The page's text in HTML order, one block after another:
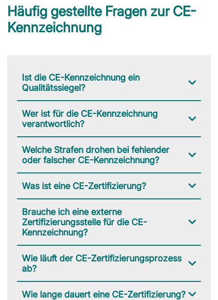
Häufig gestellte Fragen zur CE-
Kennzeichnung
Ist die CE-Kennzeichnung ein
Qualitätssiegel?
Wer ist für die CE-Kennzeichnung
verantwortlich?
Welche Strafen drohen bei fehlender
oder falscher CE-Kennzeichnung?
Was ist eine CE-Zertifizierung?
Brauche ich eine externe
Zertifizierungsstelle für die CE-
Kennzeichnung?
Wie läuft der CE-Zertifizierungsprozess
ab?
Wie lange dauert eine CE-Zertifizierung?